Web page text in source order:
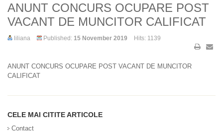
ANUNT CONCURS OCUPARE POST
VACANT DE MUNCITOR CALIFICAT
liliana Published: 15 November 2019 Hits: 1139
ANUNT CONCURS OCUPARE POST VACANT DE MUNCITOR
CALIFICAT
CELE MAI CITITE ARTICOLE
Contact